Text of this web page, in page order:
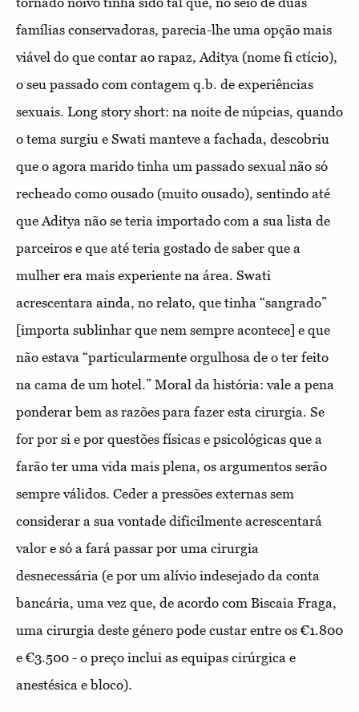
famílias conservadoras, parecia-lhe uma opção mais
viável do que contar ao rapaz, Aditya (nome fi ctício),
o seu passado com contagem q.b. de experiências
sexuais. Long story short: na noite de núpcias, quando
o tema surgiu e Swati manteve a fachada, descobriu
que o agora marido tinha um passado sexual não só
recheado como ousado (muito ousado), sentindo até
que Aditya não se teria importado com a sua lista de
parceiros e que até teria gostado de saber que a
mulher era mais experiente na área. Swati
acrescentara ainda, no relato, que tinha “sangrado”
[importa sublinhar que nem sempre acontece] e que
não estava “particularmente orgulhosa de o ter feito
na cama de um hotel.” Moral da história: vale a pena
ponderar bem as razões para fazer esta cirurgia. Se
for por si e por questões físicas e psicológicas que a
farão ter uma vida mais plena, os argumentos serão
sempre válidos. Ceder a pressões externas sem
considerar a sua vontade dificilmente acrescentará
valor e só a fará passar por uma cirurgia
desnecessária (e por um alívio indesejado da conta
bancária, uma vez que, de acordo com Biscaia Fraga,
uma cirurgia deste género pode custar entre os €1.800
e €3.500 - o preço inclui as equipas cirúrgica e
anestésica e bloco).